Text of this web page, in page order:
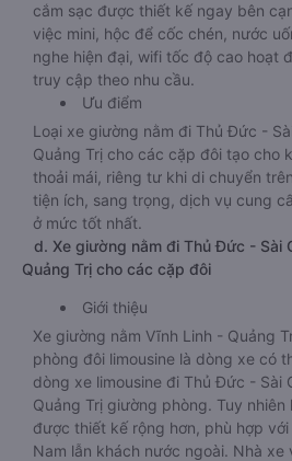
cắm sạc được thiết kế ngay bên
việc mini, hộc để cốc chén, nước
nghe hiện đại, wifi tốc độ cao hoạt
truy cập theo nhu cầu.
Ưu điểm
Loại xe giường nằm đi Thủ Đức -
Quảng Trị cho các cặp đôi tạo cho
thoải mái, riêng tư khi di chuyển
tiện ích, sang trọng, dịch vụ cung
ở mức tốt nhất.
d. Xe giường nằm đi Thủ Đức - Sài
Quảng Trị cho các cặp đôi
Giới thiệu
Xe giường nằm Vĩnh Linh - Quảng
phòng đôi limousine là dòng xe có
dòng xe limousine đi Thủ Đức - Sài
Quảng Trị giường phòng. Tuy
được thiết kế rộng hơn, phù hợp
Nam lẫn khách nước ngoài. Nhà